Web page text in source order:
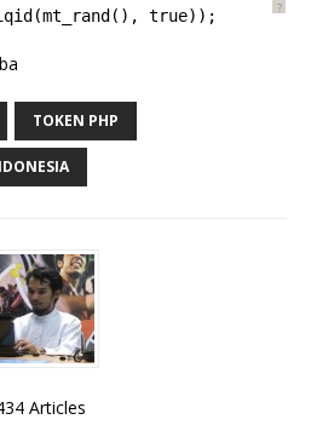
?
true));
TOKEN PHP
Articles